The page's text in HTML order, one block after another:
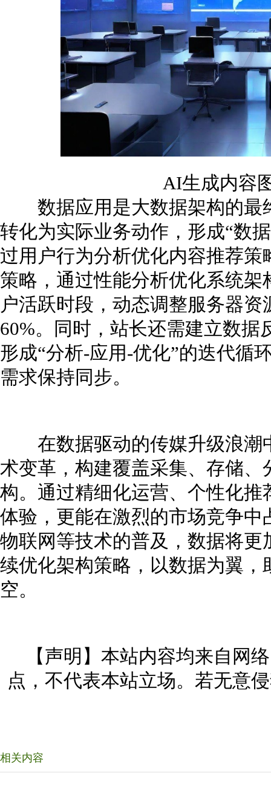
AI生成内容
数据应用是大数据架构的最
转化为实际业务动作，形成“数
过用户行为分析优化内容推荐
策略，通过性能分析优化系统
户活跃时段，动态调整服务器
60%。同时，站长还需建立数
形成“分析-应用-优化”的迭代循
需求保持同步。
在数据驱动的传媒升级浪潮
术变革，构建覆盖采集、存储
构。通过精细化运营、个性化
体验，更能在激烈的市场竞争
物联网等技术的普及，数据将
续优化架构策略，以数据为翼
空。
【声明】本站内容均来自网
点，不代表本站立场。若无意
相关内容